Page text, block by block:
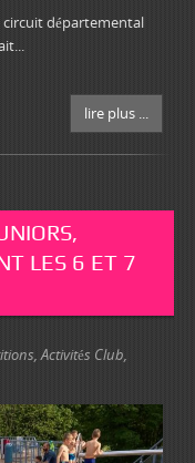
circuit départemental
lire plus ...
LES 6 ET 7
,Activités Club,